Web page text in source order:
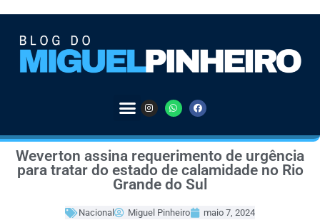
Weverton assina requerimento de urgência
para tratar do estado de calamidade no Rio
Grande do Sul
Nacional Miguel Pinheiro maio 7, 2024